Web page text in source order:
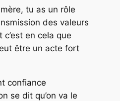
tu as un rôle
des valeurs
c’est en cela que
être un acte fort
confiance
se dit qu’on va le